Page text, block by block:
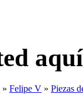
aquí
» Felipe V » Piezas